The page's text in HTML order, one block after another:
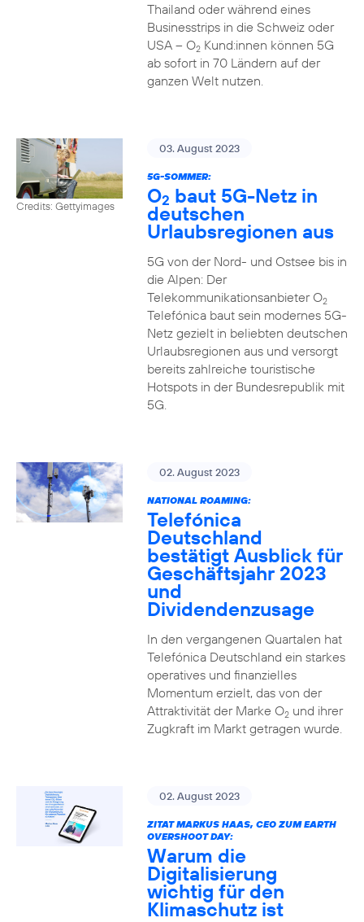
Thailand oder während eines
Businesstrips in die Schweiz oder
USA – O2Kund:innen können 5G
ab sofort in 70 Ländern auf der
ganzen Welt nutzen.
Credits: Gettyimages
03. August 2023
5G-SOMMER:
O2 baut 5G-Netz in
deutschen
Urlaubsregionen aus
5G von der Nord- und Ostsee bis in
die Alpen: Der
Telekommunikationsanbieter O2
Telefónica baut sein modernes 5G-
Netz gezielt in beliebten deutschen
Urlaubsregionen aus und versorgt
bereits zahlreiche touristische
Hotspots in der Bundesrepublik mit
5G.
02. August 2023
NATIONAL ROAMING:
Telefónica
Deutschland
bestätigt Ausblick für
Geschäftsjahr 2023
und
Dividendenzusage
In den vergangenen Quartalen hat
Telefónica Deutschland ein starkes
operatives und finanzielles
Momentum erzielt, das von der
Attraktivität der Marke O2und ihrer
Zugkraft im Markt getragen wurde.
02. August 2023
ZITAT MARKUS HAAS, CEO ZUM EARTH
OVERSHOOT DAY:
Warum die
Digitalisierung
wichtig für den
Klimaschutz ist